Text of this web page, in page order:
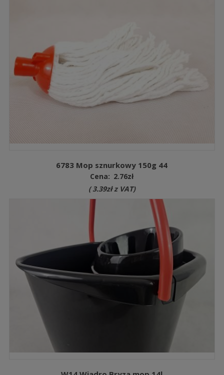
6783 Mop sznurkowy 150g 44
Cena: 2.76zł
( 3.39złz VAT)